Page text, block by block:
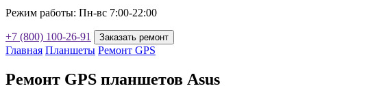
Режим работы: Пн-вс 7:00-22:00
+7 (800) 100-26-91 Заказать ремонт
Главная Планшеты Ремонт GPS
Ремонт GPS планшетов Asus